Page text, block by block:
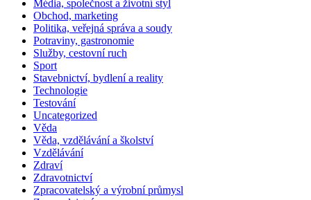
Média, společnost a životní styl
Obchod, marketing
Politika, veřejná správa a soudy
Potraviny, gastronomie
Služby, cestovní ruch
Sport
Stavebnictví, bydlení a reality
Technologie
Testování
Uncategorized
Věda
Věda, vzdělávání a školství
Vzdělávání
Zdraví
Zdravotnictví
Zpracovatelský a výrobní průmysl